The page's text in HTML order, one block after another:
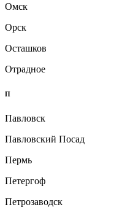
Омск
Орск
Осташков
Отрадное
П
Павловск
Павловский Посад
Пермь
Петергоф
Петрозаводск